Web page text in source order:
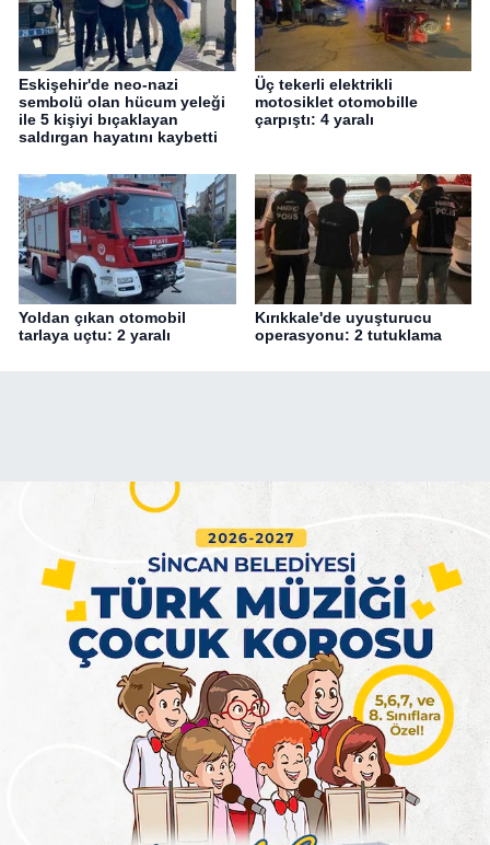
Eskişehir'de neo-nazi
sembolü olan hücum yeleği
ile 5 kişiyi bıçaklayan
saldırgan hayatını kaybetti
Üç tekerli elektrikli
motosiklet otomobille
çarpıştı: 4 yaralı
Yoldan çıkan otomobil
tarlaya uçtu: 2 yaralı
Kırıkkale'de uyuşturucu
operasyonu: 2 tutuklama